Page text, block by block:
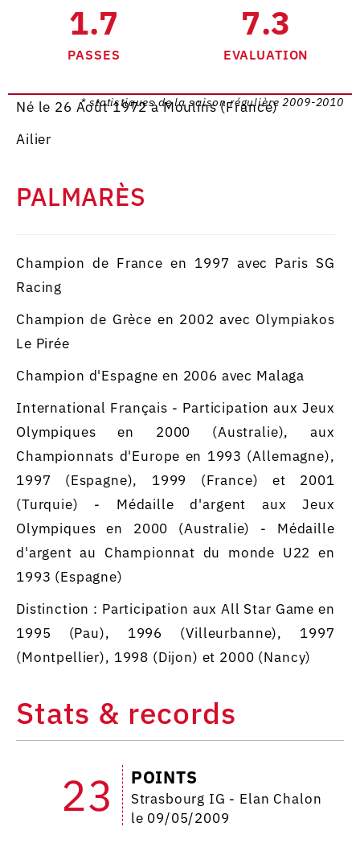
1.7
PASSES
7.3
EVALUATION
* statistiques de la saison régulière 2009-2010
Né le 26 Août 1972 à Moulins (France)
Ailier
PALMARÈS
Champion de France en 1997 avec Paris SG
Racing
Champion de Grèce en 2002 avec Olympiakos
Le Pirée
Champion d'Espagne en 2006 avec Malaga
International Français - Participation aux Jeux
Olympiques en 2000 (Australie), aux
Championnats d'Europe en 1993 (Allemagne),
1997 (Espagne), 1999 (France) et 2001
(Turquie) - Médaille d'argent aux Jeux
Olympiques en 2000 (Australie) - Médaille
d'argent au Championnat du monde U22 en
1993 (Espagne)
Distinction : Participation aux All Star Game en
1995 (Pau), 1996 (Villeurbanne), 1997
(Montpellier), 1998 (Dijon) et 2000 (Nancy)
Stats & records
23 POINTS
Strasbourg IG - Elan Chalon
le 09/05/2009